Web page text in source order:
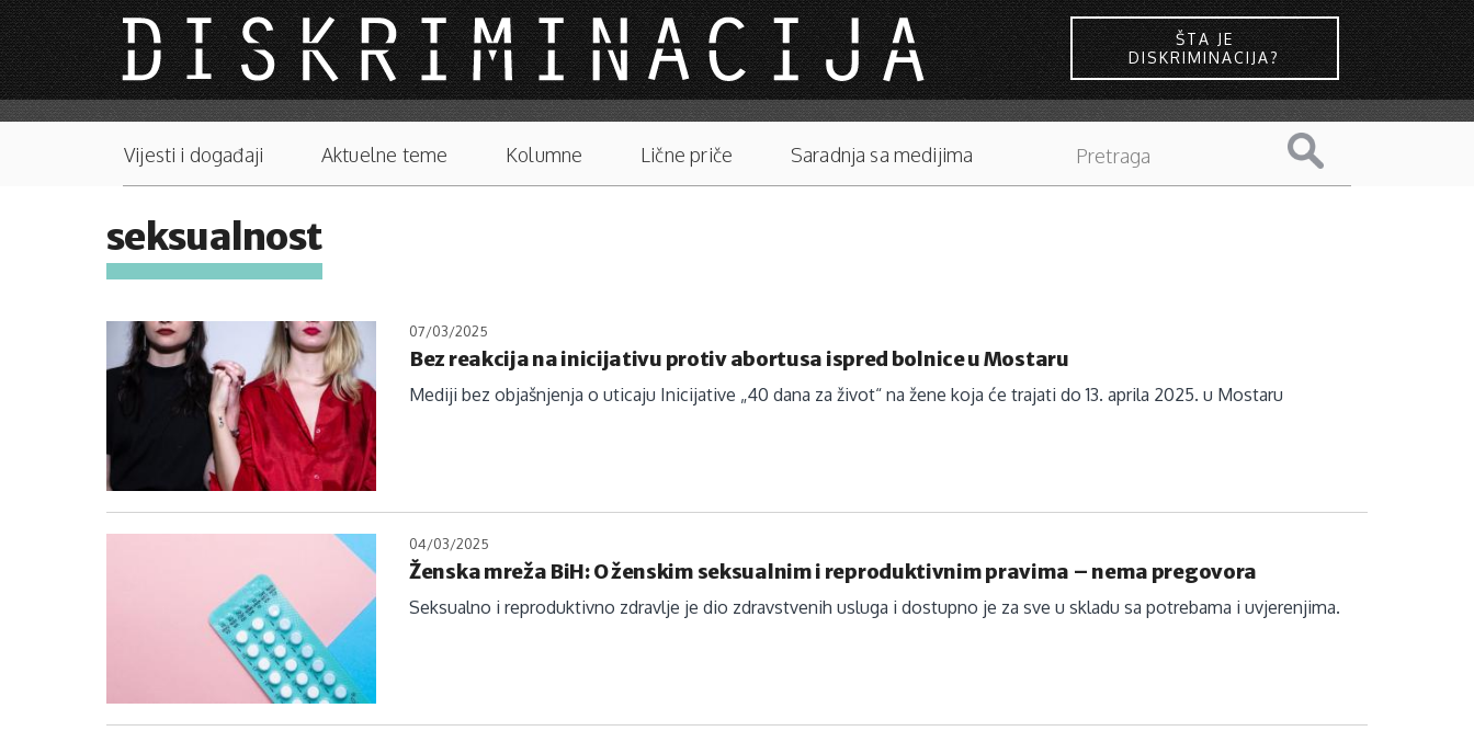
Skip to main content
ŠTA JE
DISKRIMINACIJA?
Main menu
Vijesti i događaji Aktuelne teme Kolumne Lične priče Saradnja sa medijima
seksualnost
07/03/2025
Bez reakcija na inicijativu protiv abortusa ispred bolnice u Mostaru
Mediji bez objašnjenja o uticaju Inicijative „40 dana za život“ na žene koja će trajati do 13. aprila 2025. u Mostaru
04/03/2025
Ženska mreža BiH: O ženskim seksualnim i reproduktivnim pravima – nema pregovora
Seksualno i reproduktivno zdravlje je dio zdravstvenih usluga i dostupno je za sve u skladu sa potrebama i uvjerenjima.